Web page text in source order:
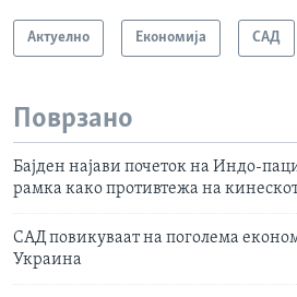
Актуелно Економија САД
Поврзано
Бајден најави почеток на Индо-
рамка како противтежа на
САД повикуваат на поголема
Украина